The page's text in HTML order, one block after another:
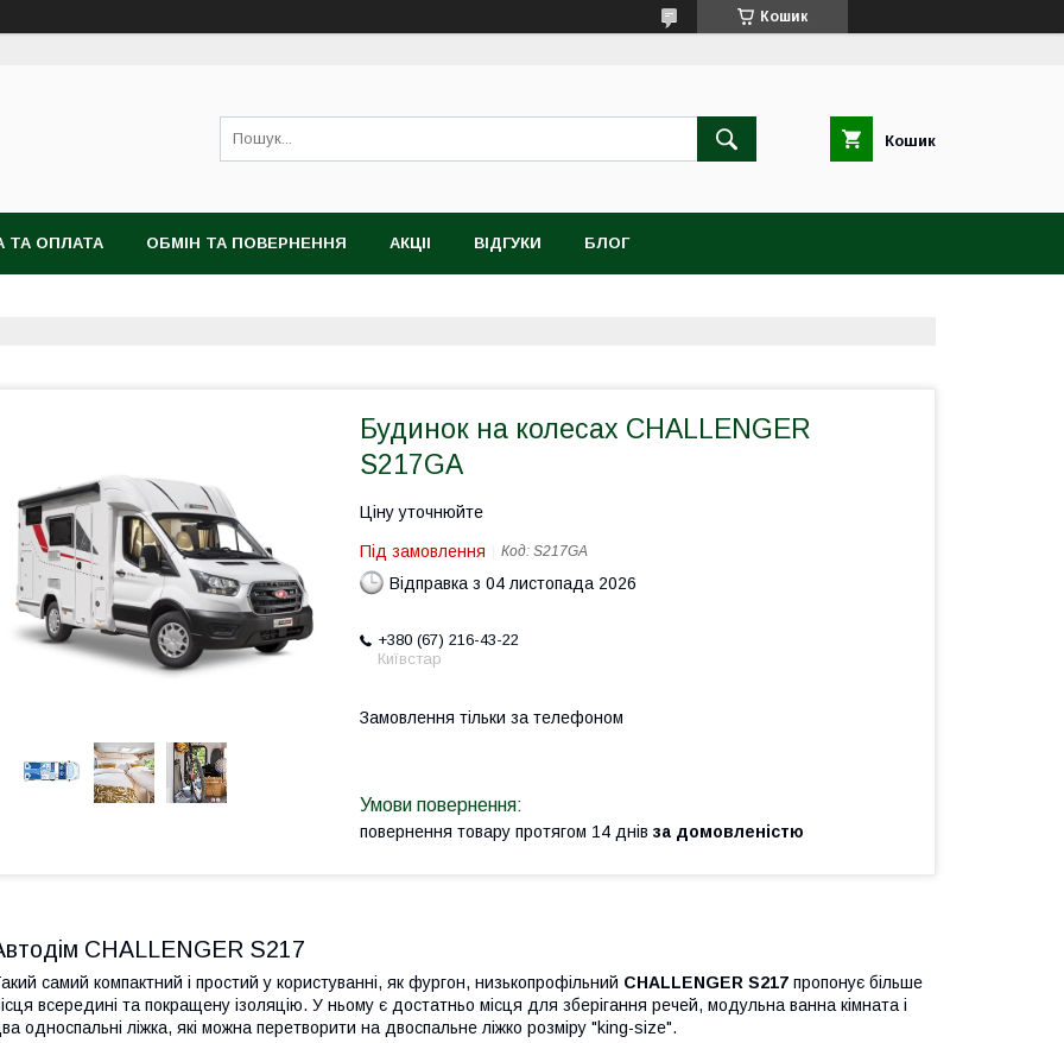
Кошик
Кошик
ТА ОПЛАТА ОБМІН ТА ПОВЕРНЕННЯ АКЦІІ ВІДГУКИ БЛОГ
Будинок на колесах CHALLENGER
S217GA
Ціну уточнюйте
Під замовлення Код: S217GA
Відправка з 04 листопада 2026
+380 (67) 216-43-22
Київстар
Замовлення тільки за телефоном
повернення товару протягом 14 днів за домовленістю
CHALLENGER S217
самий компактний і простий у користуванні, як фургон, низькопрофільний CHALLENGER S217 пропонує більше
всередині та покращену ізоляцію. У ньому є достатньо місця для зберігання речей, модульна ванна кімната і
односпальні ліжка, які можна перетворити на двоспальне ліжко розміру "king-size".